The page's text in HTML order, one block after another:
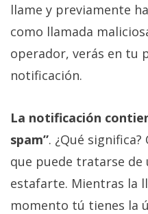
llame y previamente
como llamada
operador, verás en tu
notificación.
La notificación
spam”. ¿Qué
que puede tratarse de
estafarte. Mientras la
momento tú tienes la